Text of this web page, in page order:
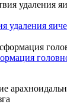
удаления